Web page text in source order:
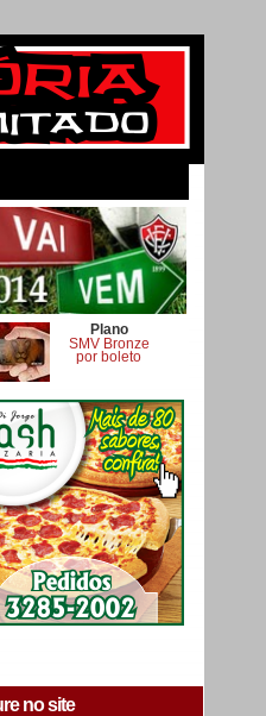
Plano
SMV Bronze
por boleto
no site